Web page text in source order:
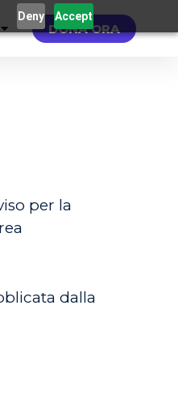
Deny Accept
DONA ORA
per la
dalla